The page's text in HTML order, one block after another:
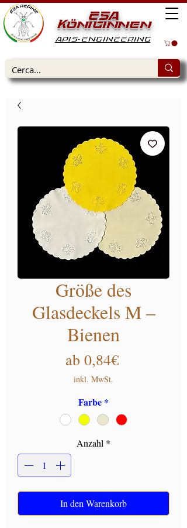
ESA
Königinnen
APIS-ENGINEERING
Größe des
Glasdeckels M –
Bienen
ab 0,84€Sale-Preis
inkl. MwSt.
Farbe *
Anzahl *
In den Warenkorb